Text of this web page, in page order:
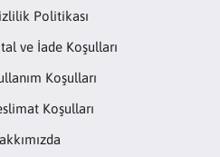
Politikası
ve İade Koşulları
Koşulları
Koşulları